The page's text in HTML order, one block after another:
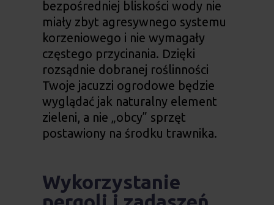
bezpośredniej bliskości wody nie
miały zbyt agresywnego systemu
korzeniowego i nie wymagały
częstego przycinania. Dzięki
rozsądnie dobranej roślinności
Twoje jacuzzi ogrodowe będzie
wyglądać jak naturalny element
zieleni, a nie „obcy” sprzęt
postawiony na środku trawnika.
Wykorzystanie